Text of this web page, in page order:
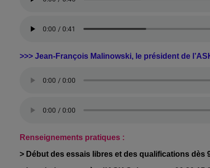
>>> Jean-François Malinowski, le président de
Renseignements pratiques :
> Début des essais libres et des qualifications dès